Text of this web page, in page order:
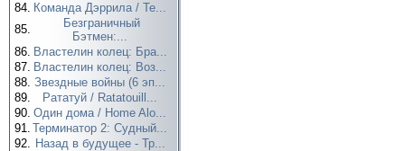
84. Команда Дэррила / Te...
85.
Безграничный
Бэтмен:...
86. Властелин колец: Бра...
87. Властелин колец: Воз...
88. Звездные войны (6 эп...
89.
Рататуй / Ratatouill...
90. Один дома / Home Alo...
91. Терминатор 2: Судный...
92. Назад в будущее - Тр...